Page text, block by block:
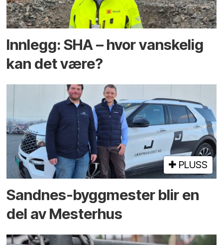
Innlegg: SHA – hvor vanskelig
kan det være?
PLUSS
Sandnes-byggmester blir en
del av Mesterhus